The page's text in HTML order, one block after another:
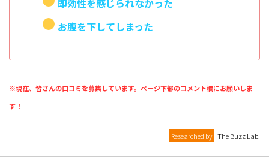
即効性を感じられなかった
お腹を下してしまった
※現在、皆さんの口コミを募集しています。ページ下部のコメント欄にお願いしま
す！
Researched by The Buzz Lab.